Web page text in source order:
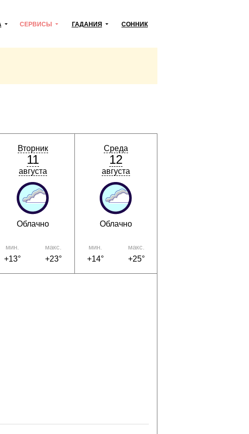
СЕРВИСЫ ГАДАНИЯ СОННИК
Вторник
11
августа
Облачно
мин.
+13°
макс.
+23°
Среда
12
августа
Облачно
мин.
+14°
макс.
+25°